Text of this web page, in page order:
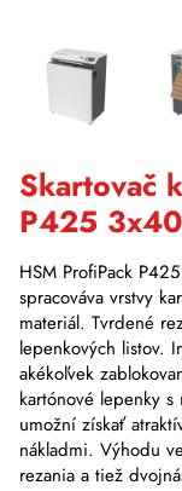
Skartovač
P425
HSM ProfiPack
spracováva vrstvy
materiál. Tvrdené
lepenkových listov.
akékoľvek
kartónové lepenky
umožní získať
nákladmi. Výhodu
rezania a tiež